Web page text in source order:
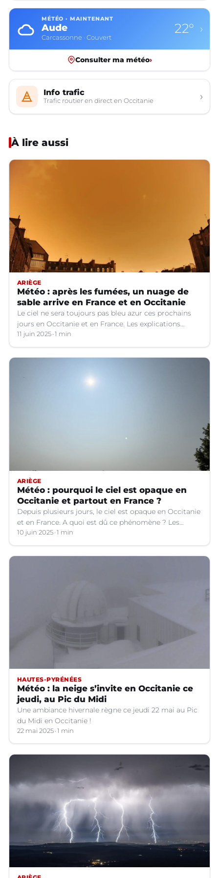
MÉTÉO · MAINTENANT
Aude
Carcassonne · Couvert
22° ›
Consulter ma météo›
Info trafic
Trafic routier en direct en Occitanie ›
À lire aussi
ARIÈGE
Météo : après les fumées, un nuage de
sable arrive en France et en Occitanie
Le ciel ne sera toujours pas bleu azur ces prochains
jours en Occitanie et en France. Les explications
météo.
11 juin 2025 1 min
ARIÈGE
Météo : pourquoi le ciel est opaque en
Occitanie et partout en France ?
Depuis plusieurs jours, le ciel est opaque en Occitanie
et en France. A quoi est dû ce phénomène ? Les
explications.
10 juin 2025 1 min
HAUTES-PYRÉNÉES
Météo : la neige s’invite en Occitanie ce
jeudi, au Pic du Midi
Une ambiance hivernale règne ce jeudi 22 mai au Pic
du Midi en Occitanie !
22 mai 2025 1 min